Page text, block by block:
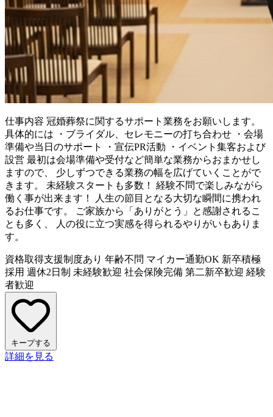
仕事内容 冠婚葬祭に関するサポート業務をお願いします。
具体的には ・ブライダル、セレモニーの打ち合わせ ・会場
準備や当日のサポート ・宣伝PR活動 ・イベント集客および
設営 最初は会場準備や受付など簡単な業務からおまかせし
ますので、 少しずつできる業務の幅を広げていくことがで
きます。 未経験スタートも多数！ 経験不問で楽しみながら
働く事が出来ます！ 人生の節目となる大切な瞬間に携われ
るお仕事です。 ご家族から「ありがとう」と感謝されるこ
とも多く、 人の役に立つ実感を得られるやりがいもありま
す。
資格取得支援制度あり 年齢不問 マイカー通勤OK 新卒積極
採用 週休2日制 未経験歓迎 社会保険完備 第二新卒歓迎 経験
者歓迎
キープする
詳細を見る